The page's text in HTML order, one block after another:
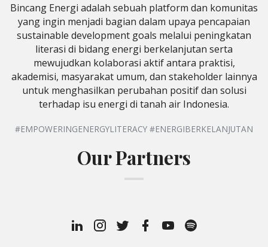
Bincang Energi adalah sebuah platform dan komunitas
yang ingin menjadi bagian dalam upaya pencapaian
sustainable development goals melalui peningkatan
literasi di bidang energi berkelanjutan serta
mewujudkan kolaborasi aktif antara praktisi,
akademisi, masyarakat umum, dan stakeholder lainnya
untuk menghasilkan perubahan positif dan solusi
terhadap isu energi di tanah air Indonesia.
#EMPOWERINGENERGYLITERACY #ENERGIBERKELANJUTAN
Our Partners
LinkedinInstagramTwitterFacebookYoutubeSpotify